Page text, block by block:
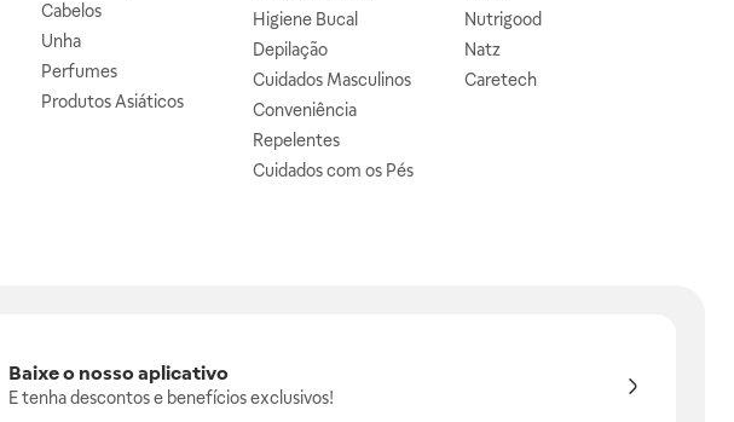
Cabelos
Unha
Perfumes
Produtos Asiáticos
Higiene Bucal
Depilação
Cuidados Masculinos
Conveniência
Repelentes
Cuidados com os Pés
Nutrigood
Natz
Caretech
Baixe o nosso aplicativo
E tenha descontos e benefícios exclusivos!